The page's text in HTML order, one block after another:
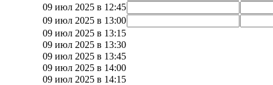
09 июл 2025 в 12:45
09 июл 2025 в 13:00
09 июл 2025 в 13:15
09 июл 2025 в 13:30
09 июл 2025 в 13:45
09 июл 2025 в 14:00
09 июл 2025 в 14:15